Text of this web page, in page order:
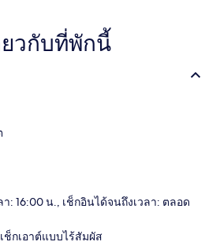
วกับที่พักนี้
: 16:00 น., เช็กอินได้จนถึงเวลา: ตลอด
ช็กเอาต์แบบไร้สัมผัส